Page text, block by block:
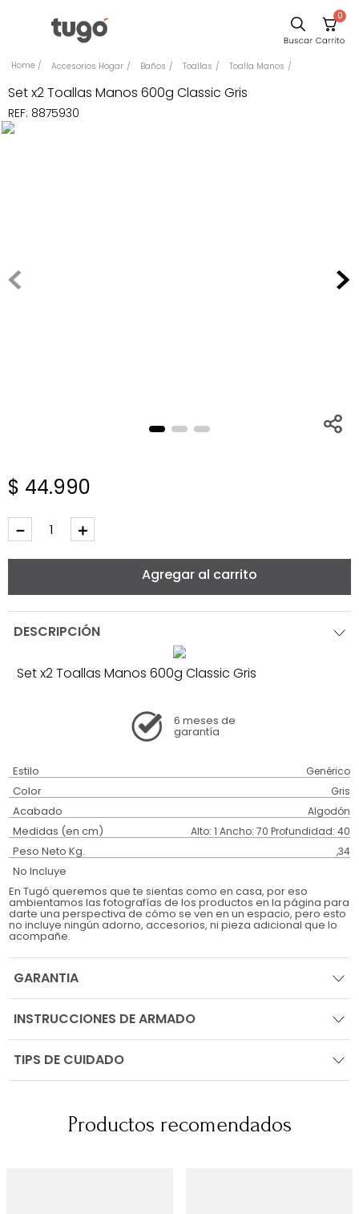
0
Accesorios Hogar Baños Toallas Toalla Manos
Set x2 Toallas Manos 600g Classic Gris
REF: 8875930
$ 44.990
＋
－
Agregar al carrito
DESCRIPCIÓN
Set x2 Toallas Manos 600g Classic Gris
6 meses de
garantía
Estilo Genérico
Color Gris
Acabado Algodón
Medidas (en cm) Alto: 1 Ancho: 70 Profundidad: 40
Peso Neto Kg. ,34
No Incluye
En Tugó queremos que te sientas como en casa, por eso
ambientamos las fotografías de los productos en la página para
darte una perspectiva de cómo se ven en un espacio, pero esto
no incluye ningún adorno, accesorios, ni pieza adicional que lo
acompañe.
GARANTIA
INSTRUCCIONES DE ARMADO
TIPS DE CUIDADO
Productos recomendados
Comedor
Escritorio